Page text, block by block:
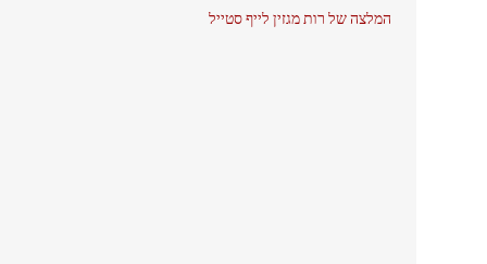
המלצה של רות מגזין לייף סטייל